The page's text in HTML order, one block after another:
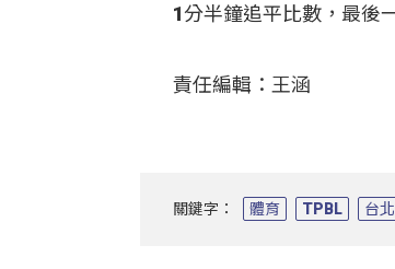
1分半鐘追平比數，最後
責任編輯：王涵
關鍵字： 體育 TPBL 台